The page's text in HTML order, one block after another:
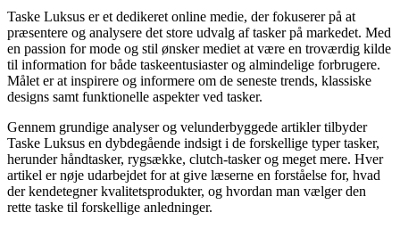
Taske Luksus er et dedikeret online medie, der fokuserer på at
præsentere og analysere det store udvalg af tasker på markedet. Med
en passion for mode og stil ønsker mediet at være en troværdig kilde
til information for både taskeentusiaster og almindelige forbrugere.
Målet er at inspirere og informere om de seneste trends, klassiske
designs samt funktionelle aspekter ved tasker.
Gennem grundige analyser og velunderbyggede artikler tilbyder
Taske Luksus en dybdegående indsigt i de forskellige typer tasker,
herunder håndtasker, rygsække, clutch-tasker og meget mere. Hver
artikel er nøje udarbejdet for at give læserne en forståelse for, hvad
der kendetegner kvalitetsprodukter, og hvordan man vælger den
rette taske til forskellige anledninger.